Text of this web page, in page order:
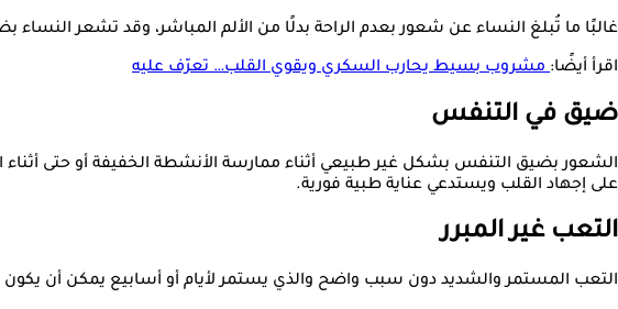
غالبًا ما تُبلغ النساء عن شعور بعدم الراحة بدلًا من الألم المباشر، وقد تشعر
اقرأ أيضًا:مشروب بسيط يحارب السكري ويقوي القلب… تعرّف عليه
ضيق في التنفس
الشعور بضيق التنفس بشكل غير طبيعي أثناء ممارسة الأنشطة الخفيفة أو حتى
على إجهاد القلب ويستدعي عناية طبية فورية.
التعب غير المبرر
التعب المستمر والشديد دون سبب واضح والذي يستمر لأيام أو أسابيع يمكن أن